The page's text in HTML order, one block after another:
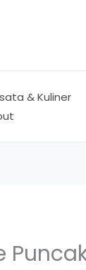
& Kuliner